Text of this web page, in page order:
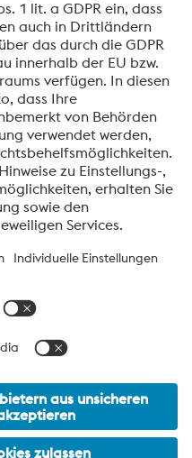
Informationen zur
Daten sowie zu
Metals International
International GmbH ist
der High Performance
Die Division
für
Metals International